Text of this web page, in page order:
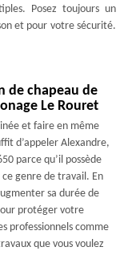
Posez toujours un
et pour votre sécurité.
de chapeau de
Le Rouret
et faire en même
d’appeler Alexandre,
parce qu’il possède
genre de travail. En
sa durée de
protéger votre
professionnels comme
que vous voulez